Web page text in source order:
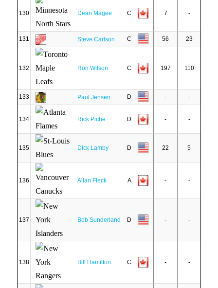
130 Dean Magee C 7 -
131 Steve Carlson C 56 23
132 Ron Wilson C 197 110
133 Paul Jensen D - -
134 Rick Piche D - -
135 Dick Lamby D 22 5
136 Allan Fleck A - -
137 Bob Sunderland D - -
138 Bill Hamilton C - -